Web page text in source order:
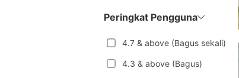
Peringkat Pengguna
4.7 & above (Bagus sekali)
4.3 & above (Bagus)